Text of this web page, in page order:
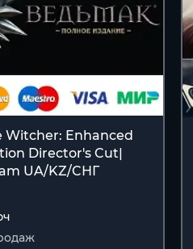
Witcher: Enhanced
Director's Cut|
UA/KZ/CНГ